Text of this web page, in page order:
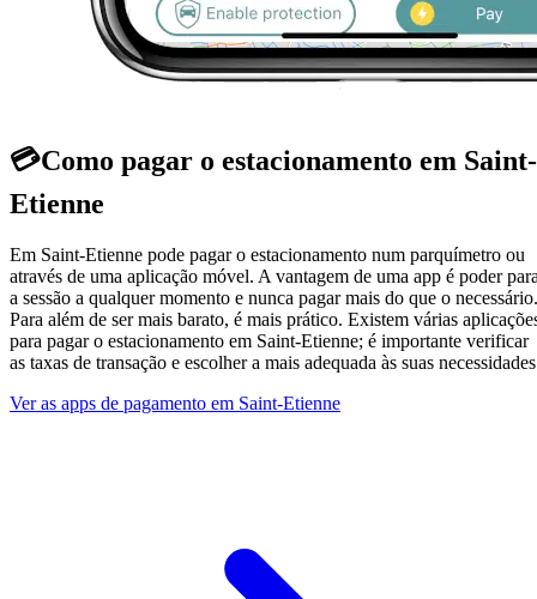
💳Como pagar o estacionamento em Saint-
Etienne
Em Saint-Etienne pode pagar o estacionamento num parquímetro ou
através de uma aplicação móvel. A vantagem de uma app é poder
a sessão a qualquer momento e nunca pagar mais do que o necessário.
Para além de ser mais barato, é mais prático. Existem várias
para pagar o estacionamento em Saint-Etienne; é importante verificar
as taxas de transação e escolher a mais adequada às suas
Ver as apps de pagamento em Saint-Etienne